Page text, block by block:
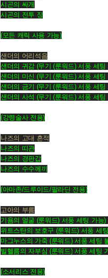
시곤의 싸개
시곤의 전투 장
(모든 캐릭 사용 가능)
샌더의 어리석음
샌더의 귀감 (무기(룬워드)서풍 세팅
샌더의 미신 (무기(룬워드)서풍 세팅
샌더의 금기 (무기(룬워드)서풍 세팅
샌더의 사석 (무기 (룬워드) 서풍 세팅
(강령술사 전용)
나즈의 고대 흔적
나즈의 띠관
나즈의 경판갑
나즈의 수수께끼
(아마존/드루이드/팔라딘 전용)
고아의 부름
기욤의 얼굴 (룬워드) 서풍 세팅 가능)
위트스탄의 보호구 (룬워드) 서풍 세
마그누스의 가죽(룬워드)서풍 세팅
빌헬름의 자부심(룬워드) 서풍 세팅
(소서리스 전용)